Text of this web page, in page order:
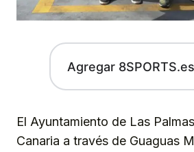
Agregar
El Ayuntamiento de Las
Canaria a través de Guaguas